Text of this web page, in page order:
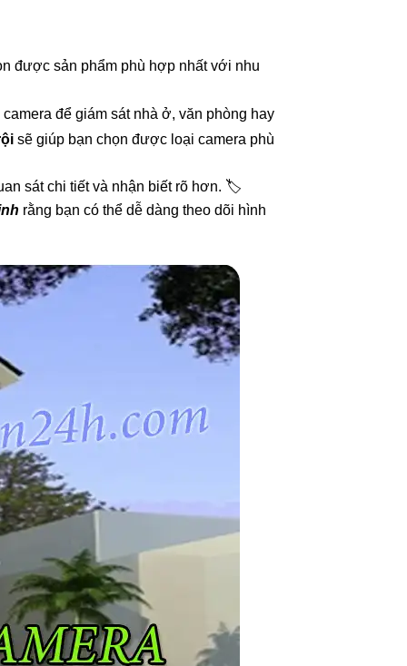
được sản phẩm phù hợp nhất với nhu
để giám sát nhà ở, văn phòng hay
sẽ giúp bạn chọn được loại camera phù
sát chi tiết và nhận biết rõ hơn. 🏷
rằng bạn có thể dễ dàng theo dõi hình